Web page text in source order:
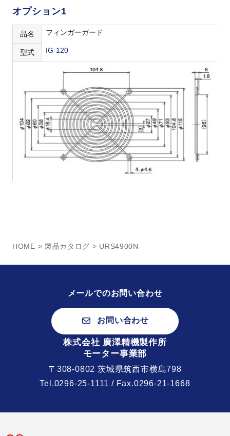
オプション1
品名 フィンガーガード
型式 IG-120
HOME > 製品カタログ > URS4900N
メールでのお問い合わせ
お問い合わせ
株式会社 廣澤精機製作所
モーター事業部
〒308-0802 茨城県筑西市横島798
Tel.0296-25-1111 / Fax.0296-21-1668